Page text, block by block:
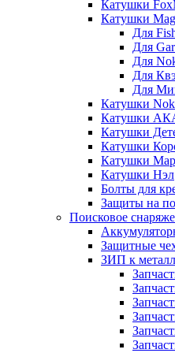
Катушки
Катушки
Для
Для
Для
Для
Для
Катушки
Катушки
Катушки
Катушки
Катушки
Катушки Нэл
Болты для
Защиты на
Поисковое
Защитные
ЗИП к